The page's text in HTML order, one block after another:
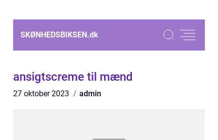
SKØNHEDSBIKSEN.dk
ansigtscreme til mænd
27 oktober 2023 admin